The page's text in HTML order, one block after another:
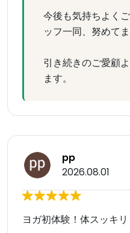
今後も気持ちよく
ッフ一同、努めてま
引き続きのご愛顧
ます。
pp
2026.08.01
ヨガ初体験！体スッキリ